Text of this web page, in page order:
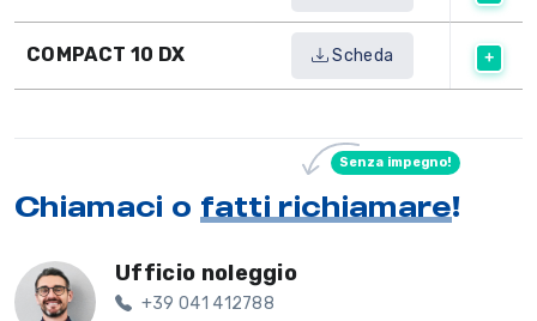
COMPACT 10 DX Scheda
Chiamaci o fatti richiamare!
Senza impegno!
Ufficio noleggio
+39 041 412788